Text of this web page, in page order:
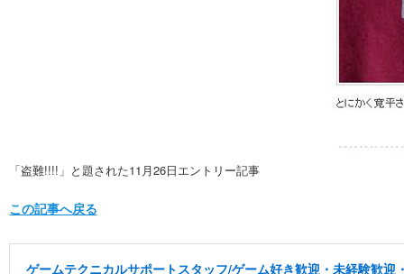
「盗難!!!!」と題された11月26日エントリー記事
この記事へ戻る
ゲームテクニカルサポートスタッフ/ゲーム好き歓迎・未経験歓迎